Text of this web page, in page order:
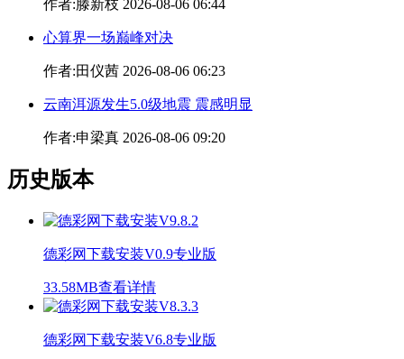
作者:滕新枝 2026-08-06 06:44
心算界一场巅峰对决
作者:田仪茜 2026-08-06 06:23
云南洱源发生5.0级地震 震感明显
作者:申梁真 2026-08-06 09:20
历史版本
德彩网下载安装V0.9专业版
33.58MB查看详情
德彩网下载安装V6.8专业版